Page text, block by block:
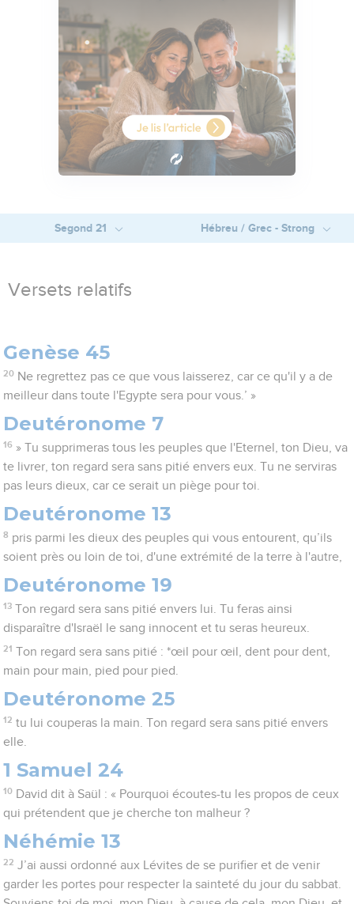
Segond 21 Hébreu / Grec - Strong
Versets relatifs
Genèse 45
20 Ne regrettez pas ce que vous laisserez, car ce qu'il y a de
meilleur dans toute l'Egypte sera pour vous.’ »
Deutéronome 7
16 » Tu supprimeras tous les peuples que l'Eternel, ton Dieu, va
te livrer, ton regard sera sans pitié envers eux. Tu ne serviras
pas leurs dieux, car ce serait un piège pour toi.
Deutéronome 13
8 pris parmi les dieux des peuples qui vous entourent, qu’ils
soient près ou loin de toi, d'une extrémité de la terre à l'autre,
Deutéronome 19
13 Ton regard sera sans pitié envers lui. Tu feras ainsi
disparaître d'Israël le sang innocent et tu seras heureux.
21 Ton regard sera sans pitié : *œil pour œil, dent pour dent,
main pour main, pied pour pied.
Deutéronome 25
12 tu lui couperas la main. Ton regard sera sans pitié envers
elle.
1 Samuel 24
10 David dit à Saül : « Pourquoi écoutes-tu les propos de ceux
qui prétendent que je cherche ton malheur ?
Néhémie 13
22 J’ai aussi ordonné aux Lévites de se purifier et de venir
garder les portes pour respecter la sainteté du jour du sabbat.